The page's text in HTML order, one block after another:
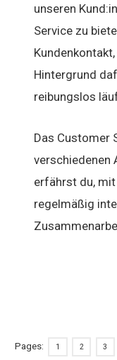
unseren
Service zu
Hintergrund
reibungslos
Das Customer
verschiedenen
erfährst du,
regelmäßig
Pages: 1 2 3